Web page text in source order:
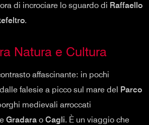
di incrociare lo sguardo di Raffaello
.
Natura e Cultura
affascinante: in pochi
falesie a picco sul mare del Parco
medievali arroccati
Gradara o Cagli. È un viaggio che